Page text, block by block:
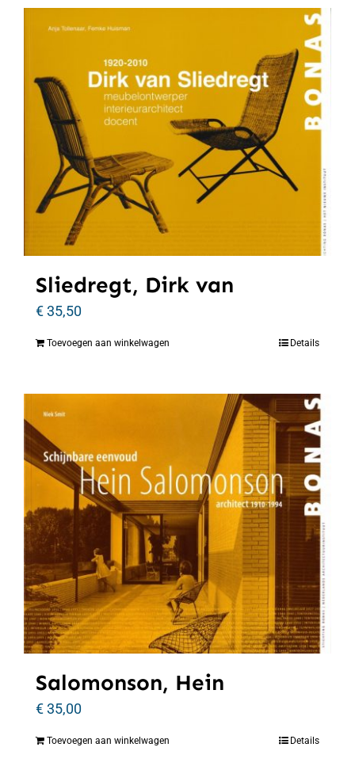
Sliedregt, Dirk van
€35,50
Toevoegen aan winkelwagen Details
Salomonson, Hein
€35,00
Toevoegen aan winkelwagen Details